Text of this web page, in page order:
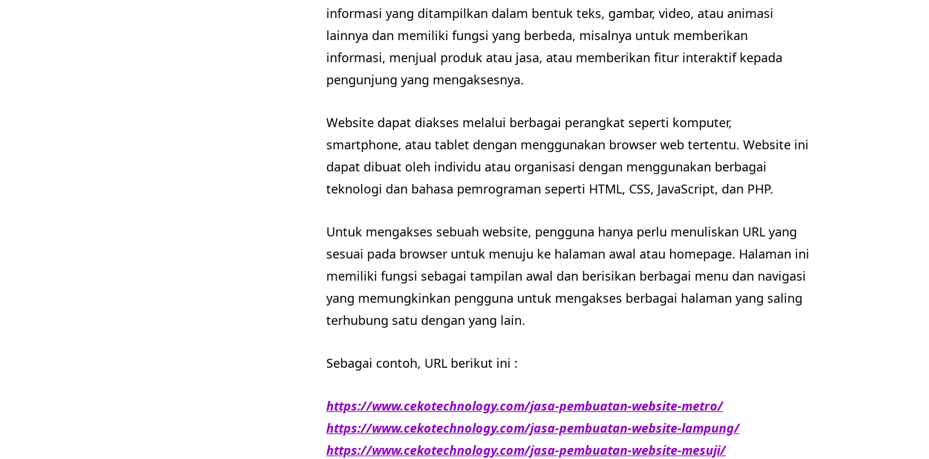
informasi yang ditampilkan dalam bentuk teks, gambar, video, atau animasi
lainnya dan memiliki fungsi yang berbeda, misalnya untuk memberikan
informasi, menjual produk atau jasa, atau memberikan fitur interaktif kepada
pengunjung yang mengaksesnya.
Website dapat diakses melalui berbagai perangkat seperti komputer,
smartphone, atau tablet dengan menggunakan browser web tertentu. Website ini
dapat dibuat oleh individu atau organisasi dengan menggunakan berbagai
teknologi dan bahasa pemrograman seperti HTML, CSS, JavaScript, dan PHP.
Untuk mengakses sebuah website, pengguna hanya perlu menuliskan URL yang
sesuai pada browser untuk menuju ke halaman awal atau homepage. Halaman ini
memiliki fungsi sebagai tampilan awal dan berisikan berbagai menu dan navigasi
yang memungkinkan pengguna untuk mengakses berbagai halaman yang saling
terhubung satu dengan yang lain.
Sebagai contoh, URL berikut ini :
https://www.cekotechnology.com/jasa-pembuatan-website-metro/
https://www.cekotechnology.com/jasa-pembuatan-website-lampung/
https://www.cekotechnology.com/jasa-pembuatan-website-mesuji/